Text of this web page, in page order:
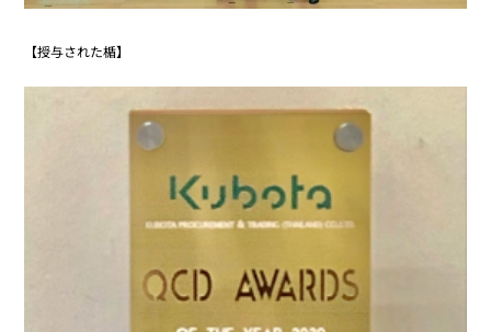
【授与された楯】